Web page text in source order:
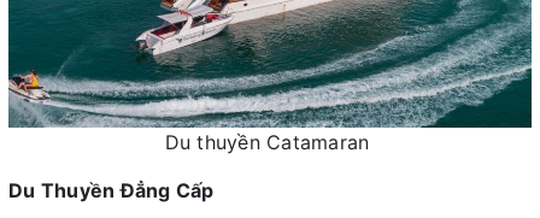
Du thuyền Catamaran
Du Thuyền Đẳng Cấp